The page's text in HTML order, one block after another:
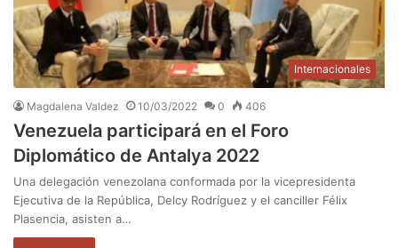
Internacionales
Magdalena Valdez 10/03/2022 0 406
Venezuela participará en el Foro
Diplomático de Antalya 2022
Una delegación venezolana conformada por la vicepresidenta
Ejecutiva de la República, Delcy Rodríguez y el canciller Félix
Plasencia, asisten a…